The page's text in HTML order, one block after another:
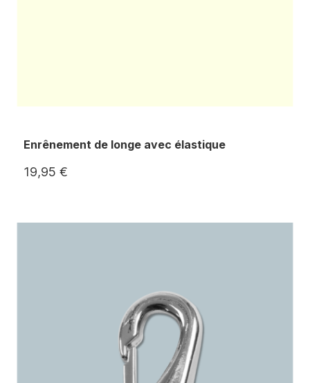
Enrênement de longe avec élastique
19,95 €